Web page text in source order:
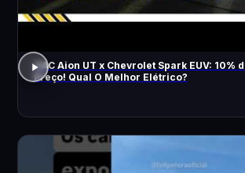
GAC Aion UT x Chevrolet Spark EUV: 10%
Preço! Qual O Melhor Elétrico?